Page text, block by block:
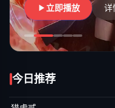
立即播放 详
今日推荐